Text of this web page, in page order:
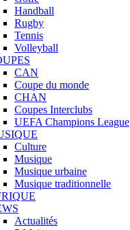
Handball
Rugby
Tennis
Volleyball
CAN
Coupe du monde
CHAN
Coupes Interclubs
UEFA Champions League
Culture
Musique
Musique urbaine
Musique traditionnelle
Actualités